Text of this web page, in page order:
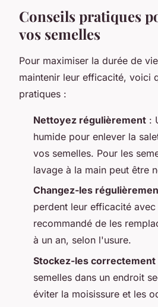
Conseils pratiques
vos semelles
Pour maximiser la durée de
maintenir leur efficacité, voici
pratiques :
Nettoyez régulièrement :
humide pour enlever la
vos semelles. Pour les
lavage à la main peut être
Changez-les
perdent leur efficacité
recommandé de les
à un an, selon l'usure.
Stockez-les correctement
semelles dans un endroit
éviter la moisissure et les